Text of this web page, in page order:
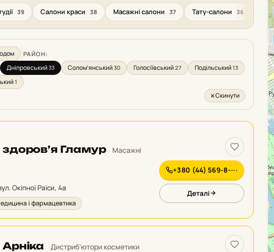
39 Салони краси 38 Масажні салони 37 Тату-салони 36
РАЙОН:
Дніпровський33 Солом’янський30 Голосіївський27 Подільський13
1
Скинути
Гламур
Масажні
Окіпної Раїси, 4а
і фармацевтика
+380 (44) 569-8-···
Деталі
Дистриб'ютори косметики